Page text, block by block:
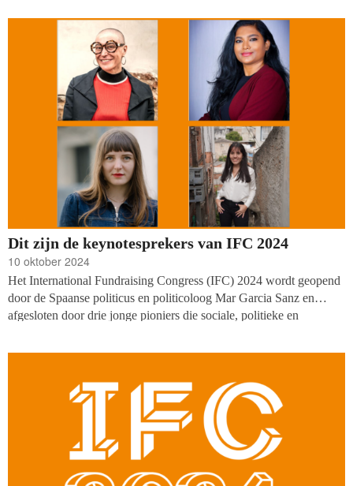
fondsenwerving mag vier IFC-Online tickets (t.w.v. 150 pond)
Dit zijn de keynotesprekers van IFC 2024
10 oktober 2024
Het International Fundraising Congress (IFC) 2024 wordt geopend
door de Spaanse politicus en politicoloog Mar Garcia Sanz en
afgesloten door drie jonge pioniers die sociale, politieke en
het congres, The Resource Alliance, deze week bekend gemaakt.
Noordwijkerhout.